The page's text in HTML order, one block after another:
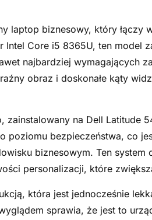
laptop biznesowy, który łączy
Intel Core i5 8365U, ten model
najbardziej wymagających
obraz i doskonałe kąty
zainstalowany na Dell Latitude
poziomu bezpieczeństwa, co
biznesowym. Ten system
personalizacji, które
która jest jednocześnie
sprawia, że jest to